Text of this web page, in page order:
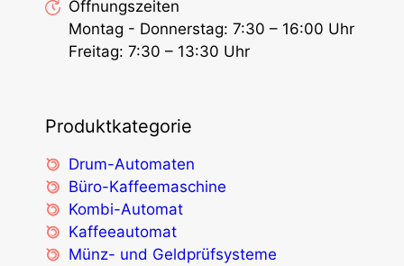
Öffnungszeiten
Montag - Donnerstag: 7:30 – 16:00 Uhr
Freitag: 7:30 – 13:30 Uhr
Produktkategorie
Drum-Automaten
Büro-Kaffeemaschine
Kombi-Automat
Kaffeeautomat
Münz- und Geldprüfsysteme